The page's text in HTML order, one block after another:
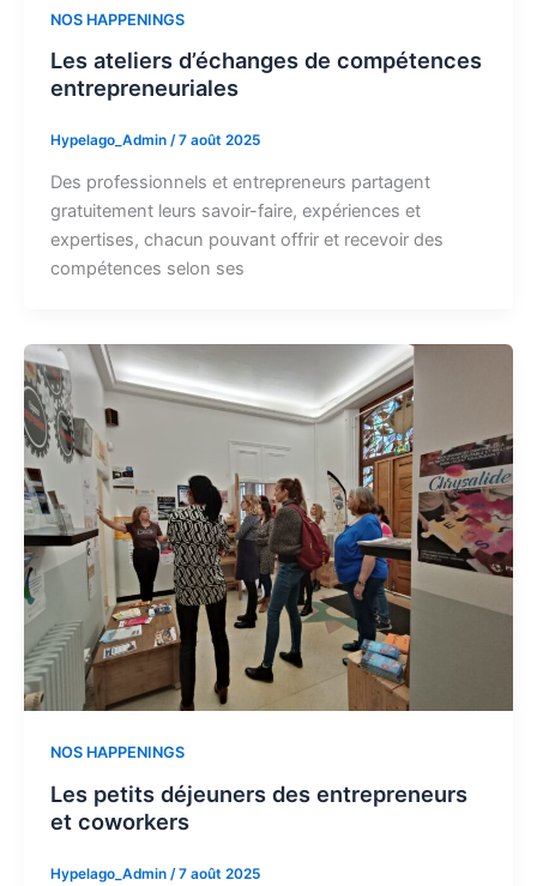
NOS HAPPENINGS
Les ateliers d’échanges de compétences
entrepreneuriales
Hypelago_Admin /7 août 2025
Des professionnels et entrepreneurs partagent
gratuitement leurs savoir-faire, expériences et
expertises, chacun pouvant offrir et recevoir des
compétences selon ses
NOS HAPPENINGS
Les petits déjeuners des entrepreneurs
et coworkers
Hypelago_Admin /7 août 2025